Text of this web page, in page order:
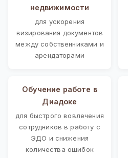
недвижимости
для ускорения
визирования документов
между собственниками и
арендаторами
Обучение работе в
Диадоке
для быстрого вовлечения
сотрудников в работу с
ЭДО и снижения
количества ошибок